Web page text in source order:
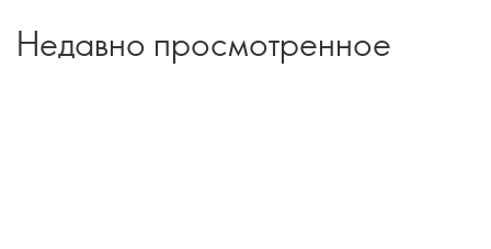
Недавно просмотренное